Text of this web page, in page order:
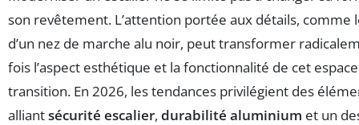
son revêtement. L’attention portée aux détails, comme
d’un nez de marche alu noir, peut transformer
fois l’aspect esthétique et la fonctionnalité de cet
transition. En 2026, les tendances privilégient des
alliantsécurité escalier, durabilité aluminium et un